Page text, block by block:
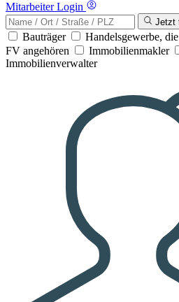
Mitarbeiter Login
Jetzt
Bauträger
Handelsgewerbe,
FV angehören
Immobilienmakler
Immobilienverwalter